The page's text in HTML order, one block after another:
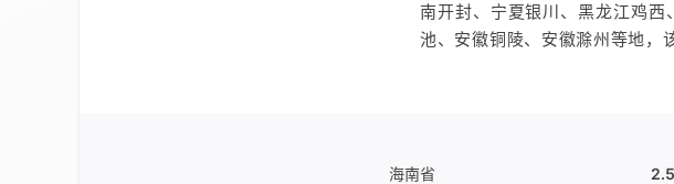
南开封、宁夏银川、黑龙江鸡
池、安徽铜陵、安徽滁州等地，
海南省